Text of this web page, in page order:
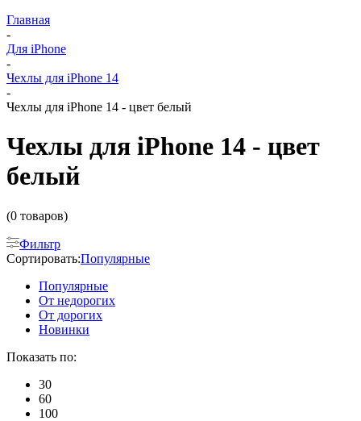
Главная
-
Для iPhone
-
Чехлы для iPhone 14
-
Чехлы для iPhone 14 - цвет белый
Чехлы для iPhone 14 - цвет
белый
(0 товаров)
Фильтр
Сортировать:Популярные
Популярные
От недорогих
От дорогих
Новинки
Показать по:
30
60
100